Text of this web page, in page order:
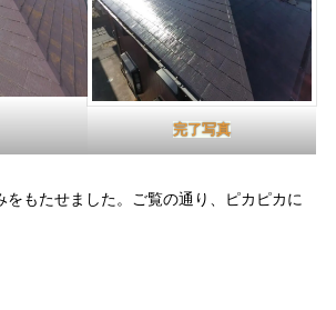
完了写真
をもたせました。ご覧の通り、ピカピカに